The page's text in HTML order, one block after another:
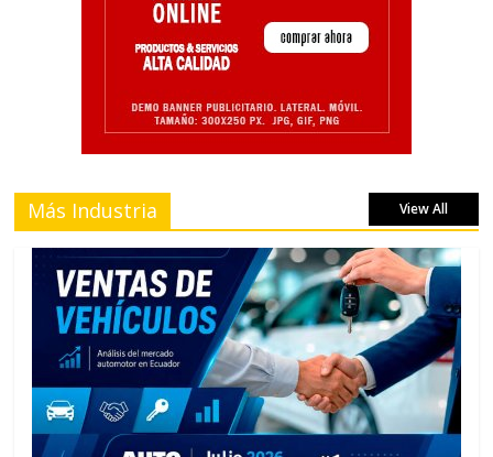
Más Industria View All